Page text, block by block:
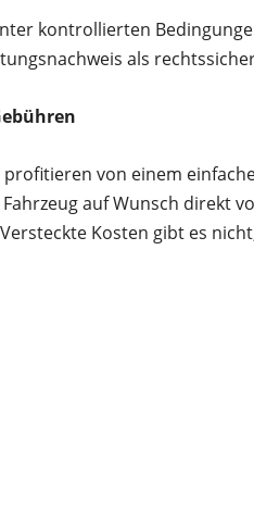
kontrollierten
als
von einem
auf Wunsch direkt
Kosten gibt es